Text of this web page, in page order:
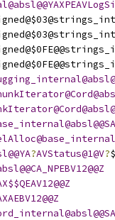
?AVStatus@1@V?